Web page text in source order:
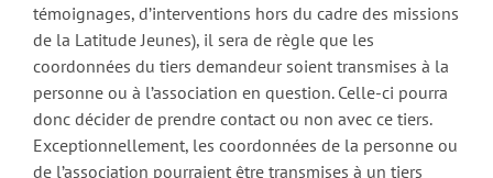
témoignages, d’interventions hors du cadre des missions
de la Latitude Jeunes), il sera de règle que les
coordonnées du tiers demandeur soient transmises à la
personne ou à l’association en question. Celle-ci pourra
donc décider de prendre contact ou non avec ce tiers.
Exceptionnellement, les coordonnées de la personne ou
de l’association pourraient être transmises à un tiers